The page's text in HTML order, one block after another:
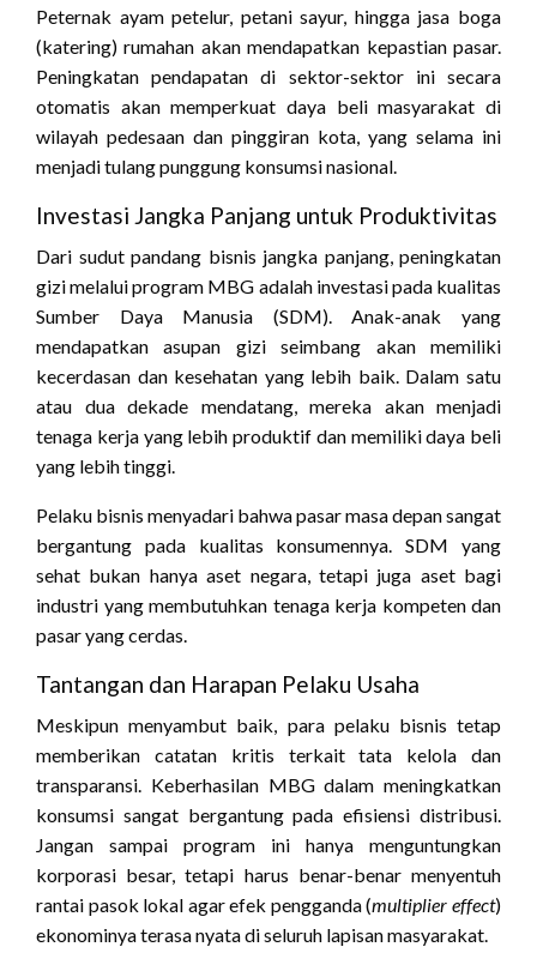
Peternak ayam petelur, petani sayur, hingga jasa boga
(katering) rumahan akan mendapatkan kepastian pasar.
Peningkatan pendapatan di sektor-sektor ini secara
otomatis akan memperkuat daya beli masyarakat di
wilayah pedesaan dan pinggiran kota, yang selama ini
menjadi tulang punggung konsumsi nasional.
Investasi Jangka Panjang untuk Produktivitas
Dari sudut pandang bisnis jangka panjang, peningkatan
gizi melalui program MBG adalah investasi pada kualitas
Sumber Daya Manusia (SDM). Anak-anak yang
mendapatkan asupan gizi seimbang akan memiliki
kecerdasan dan kesehatan yang lebih baik. Dalam satu
atau dua dekade mendatang, mereka akan menjadi
tenaga kerja yang lebih produktif dan memiliki daya beli
yang lebih tinggi.
Pelaku bisnis menyadari bahwa pasar masa depan sangat
bergantung pada kualitas konsumennya. SDM yang
sehat bukan hanya aset negara, tetapi juga aset bagi
industri yang membutuhkan tenaga kerja kompeten dan
pasar yang cerdas.
Tantangan dan Harapan Pelaku Usaha
Meskipun menyambut baik, para pelaku bisnis tetap
memberikan catatan kritis terkait tata kelola dan
transparansi. Keberhasilan MBG dalam meningkatkan
konsumsi sangat bergantung pada efisiensi distribusi.
Jangan sampai program ini hanya menguntungkan
korporasi besar, tetapi harus benar-benar menyentuh
rantai pasok lokal agar efek pengganda (multiplier effect)
ekonominya terasa nyata di seluruh lapisan masyarakat.